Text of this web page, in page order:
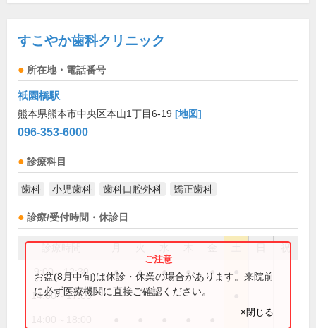
すこやか歯科クリニック
所在地・電話番号
祇園橋駅
熊本県熊本市中央区本山1丁目6-19 [地図]
096-353-6000
診療科目
歯科 小児歯科 歯科口腔外科 矯正歯科
診療/受付時間・休診日
祝
9:00～12:30 ● ● ● ● ●
14:00～17:00
お盆(8月中旬)は休診・休業の場合があります。来院前
に必ず医療機関に直接ご確認ください。
×閉じる